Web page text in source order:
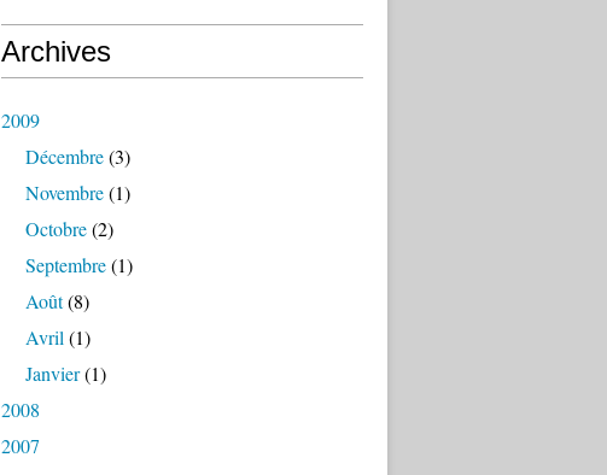
Archives
2009
Décembre(3)
Novembre(1)
Octobre(2)
Septembre(1)
Août(8)
Avril (1)
Janvier(1)
2008
2007